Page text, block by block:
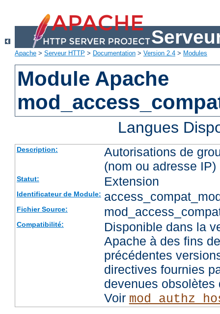
Apache > Serveur HTTP > Documentation > Version 2.4 > Modules
Module Apache
Langues
Description:
Autorisations de
(nom ou adresse IP)
Statut: Extension
Identificateur de Module:
Fichier Source:
Compatibilité:
Disponible dans la
Apache à des fins
précédentes
directives fournies
devenues
Voir